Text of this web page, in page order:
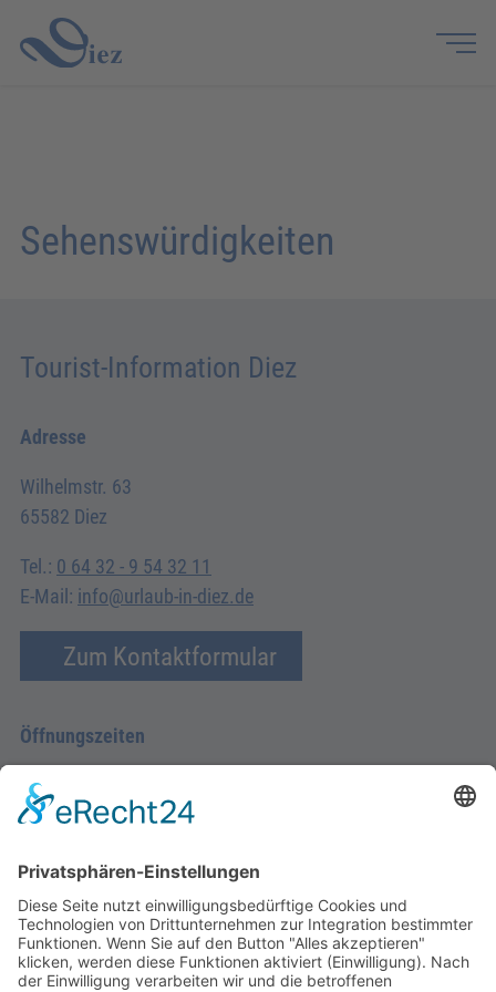
Sehenswürdigkeiten
Tourist-Information Diez
Adresse
Wilhelmstr. 63
65582 Diez
Tel.: 0 64 32 - 9 54 32 11
E-Mail: info@urlaub-in-diez.de
Zum Kontaktformular
Öffnungszeiten
Montag - Donnerstag
09.00 Uhr – 12.00 Uhr
Freitag
09.00 – 12.00 Uhr
Von Juni bis einschließlich 2. Samstag im September